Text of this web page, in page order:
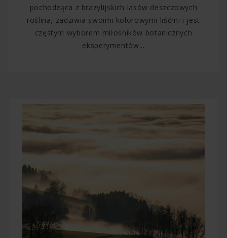
pochodząca z brazylijskich lasów deszczowych
roślina, zadziwia swoimi kolorowymi liśćmi i jest
częstym wyborem miłośników botanicznych
eksperymentów...